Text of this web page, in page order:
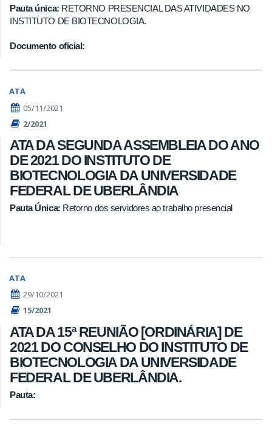
Pauta única: RETORNO PRESENCIAL DAS ATIVIDADES NO
INSTITUTO DE BIOTECNOLOGIA.
Documento oficial:
ATA
05/11/2021
2/2021
ATA DA SEGUNDA ASSEMBLEIA DO ANO
DE 2021 DO INSTITUTO DE
BIOTECNOLOGIA DA UNIVERSIDADE
FEDERAL DE UBERLÂNDIA
Pauta Única: Retorno dos servidores ao trabalho presencial
ATA
29/10/2021
15/2021
ATA DA 15ª REUNIÃO [ORDINÁRIA] DE
2021 DO CONSELHO DO INSTITUTO DE
BIOTECNOLOGIA DA UNIVERSIDADE
FEDERAL DE UBERLÂNDIA.
Pauta: